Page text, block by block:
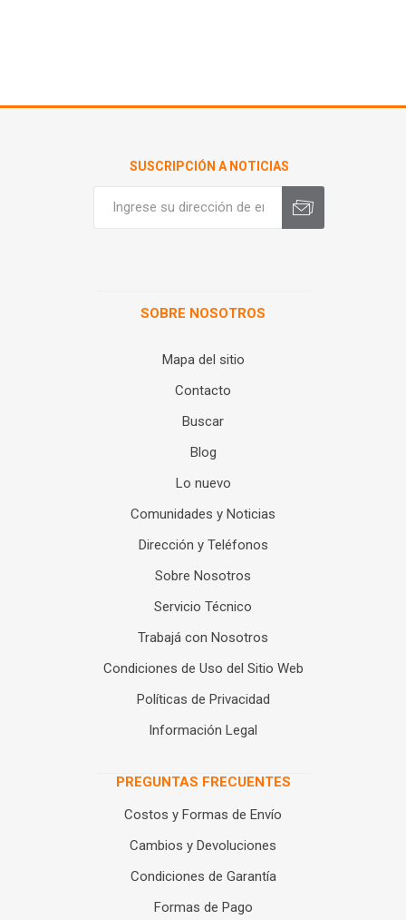
SUSCRIPCIÓN A NOTICIAS
SOBRE NOSOTROS
Mapa del sitio
Contacto
Buscar
Blog
Lo nuevo
Comunidades y Noticias
Dirección y Teléfonos
Sobre Nosotros
Servicio Técnico
Trabajá con Nosotros
Condiciones de Uso del Sitio Web
Políticas de Privacidad
Información Legal
PREGUNTAS FRECUENTES
Costos y Formas de Envío
Cambios y Devoluciones
Condiciones de Garantía
Formas de Pago